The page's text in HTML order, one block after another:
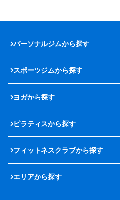
パーソナルジムから探す
スポーツジムから探す
ヨガから探す
ピラティスから探す
フィットネスクラブから探す
エリアから探す